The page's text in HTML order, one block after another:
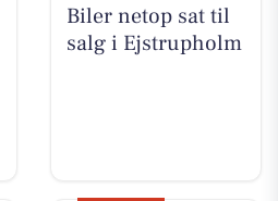
Biler netop sat til
salg i Ejstrupholm